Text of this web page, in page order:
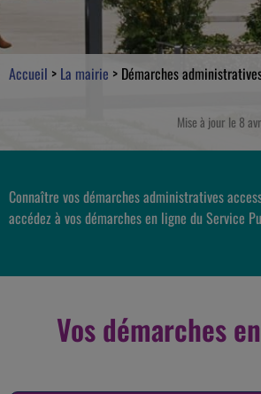
Accueil > La mairie > Démarches
Mise à jour le 8
Connaître vos démarches administratives
accédez à vos démarches en ligne du Service
Vos démarches